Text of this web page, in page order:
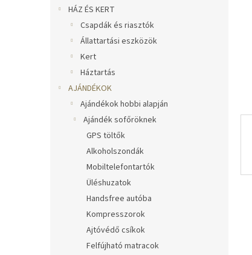
HÁZ ÉS KERT
Csapdák és riasztók
Állattartási eszközök
Kert
Háztartás
AJÁNDÉKOK
Ajándékok hobbi alapján
Ajándék sofőröknek
GPS töltők
Alkoholszondák
Mobiltelefontartók
Üléshuzatok
Handsfree autóba
Kompresszorok
Ajtóvédő csíkok
Felfújható matracok